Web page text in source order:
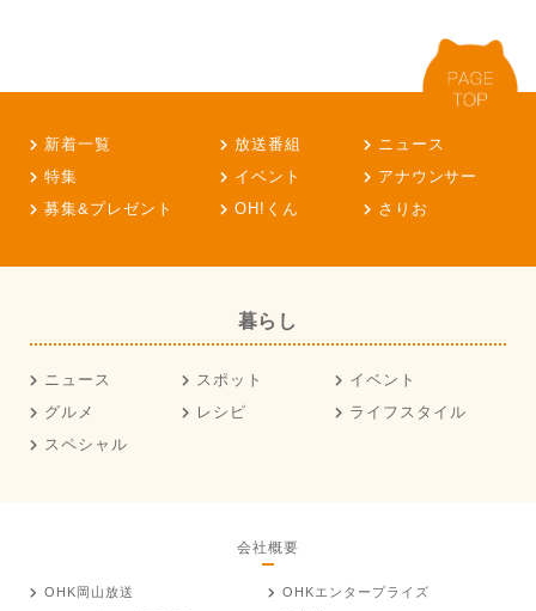
新着一覧 放送番組
ニュース
特集
イベント
アナウンサー
募集&プレゼント
OH!くん さりお
暮らし
ニュース スポット
イベント
グルメ
レシピ
ライフスタイル
スペシャル
会社概要
OHK岡山放送
OHKエンタープライズ